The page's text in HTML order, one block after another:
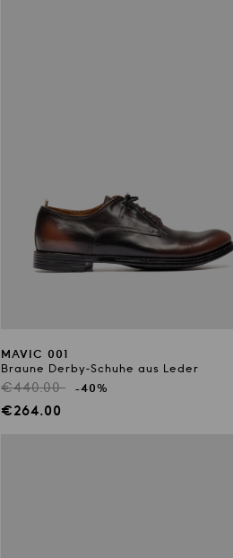
MAVIC 001
Braune Derby-Schuhe aus Leder
Regulärer
Preis
€440.00 -40%
Verkaufspreis
€264.00